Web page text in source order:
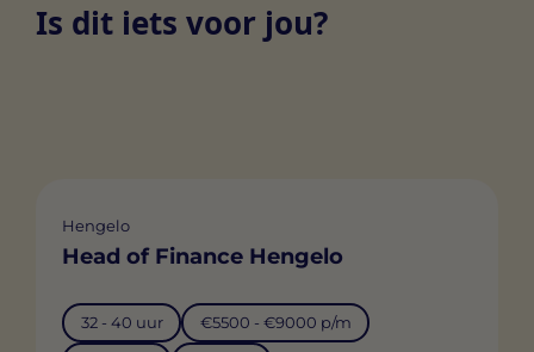
Is dit iets voor jou?
Hengelo
Head of Finance Hengelo
32 - 40 uur €5500 - €9000 p/m